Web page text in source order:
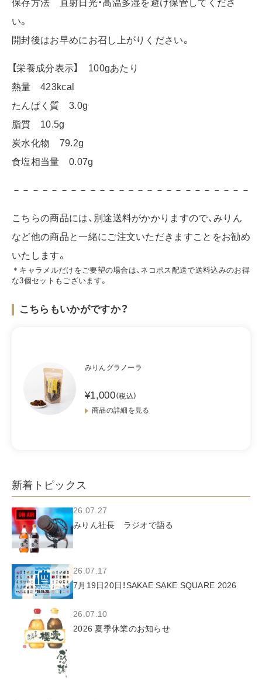
保存方法 直射日光・高温多湿を避け保管してくださ
い。
開封後はお早めにお召し上がりください。
【栄養成分表示】 100gあたり
熱量 423kcal
たんぱく質 3.0g
脂質 10.5g
炭水化物 79.2g
食塩相当量 0.07g
－－－－－－－－－－－－－－－－－－－－－－－－－
こちらの商品には、別途送料がかかりますので、みりん
など他の商品と一緒にご注文いただきますことをお勧め
いた します。
＊キャラメルだけをご要望の場合は、 ネコポス配送で送料込みのお得
な3個セットもございます。
こちらもいかがですか？
みりんグラノーラ
¥1,000（税込）
商品の詳細を見る
新着トピックス
26.07.27
みりん社長 ラジオで語る
26.07.17
7月19日20日！SAKAE SAKE SQUARE 2026
26.07.10
2026 夏季休業のお知らせ